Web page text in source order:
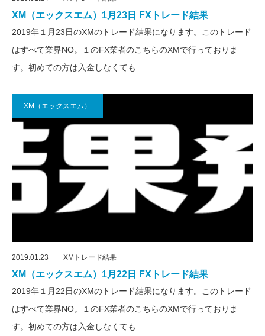
XM（エックスエム）1月23日 FXトレード結果
2019年１月23日のXMのトレード結果になります。このトレード
はすべて業界NO。１のFX業者のこちらのXMで行っておりま
す。初めての方は入金しなくても…
XM（エックスエム）
2019.01.23 XMトレード結果
XM（エックスエム）1月22日 FXトレード結果
2019年１月22日のXMのトレード結果になります。このトレード
はすべて業界NO。１のFX業者のこちらのXMで行っておりま
す。初めての方は入金しなくても…